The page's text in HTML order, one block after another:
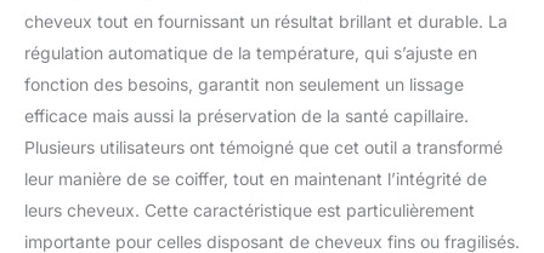
cheveux tout en fournissant un résultat brillant et durable. La
régulation automatique de la température, qui s’ajuste en
fonction des besoins, garantit non seulement un lissage
efficace mais aussi la préservation de la santé capillaire.
Plusieurs utilisateurs ont témoigné que cet outil a transformé
leur manière de se coiffer, tout en maintenant l’intégrité de
leurs cheveux. Cette caractéristique est particulièrement
importante pour celles disposant de cheveux fins ou fragilisés.